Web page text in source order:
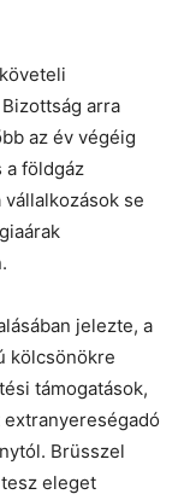
arra
az év végéig
a földgáz
se
jelezte, a
kölcsönökre
támogatások,
Brüsszel
eleget